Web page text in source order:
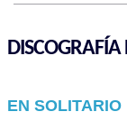
EN SOLITARIO